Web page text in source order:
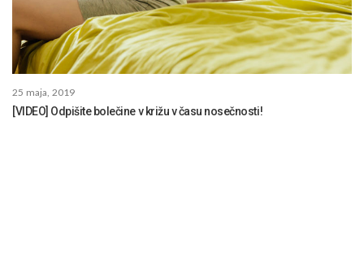
25 maja, 2019
[VIDEO] Odpišite bolečine v križu v času nosečnosti!